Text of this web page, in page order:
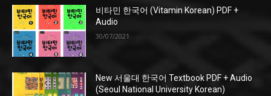
비타민 한국어 (Vitamin Korean) PDF +
Audio
30/07/2021
New 서울대 한국어 Textbook PDF + Audio
(Seoul National University Korean)